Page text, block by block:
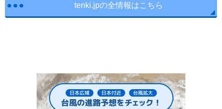
tenki.jpの全情報はこちら